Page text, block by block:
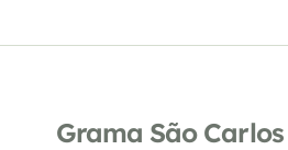
Grama São Carlos